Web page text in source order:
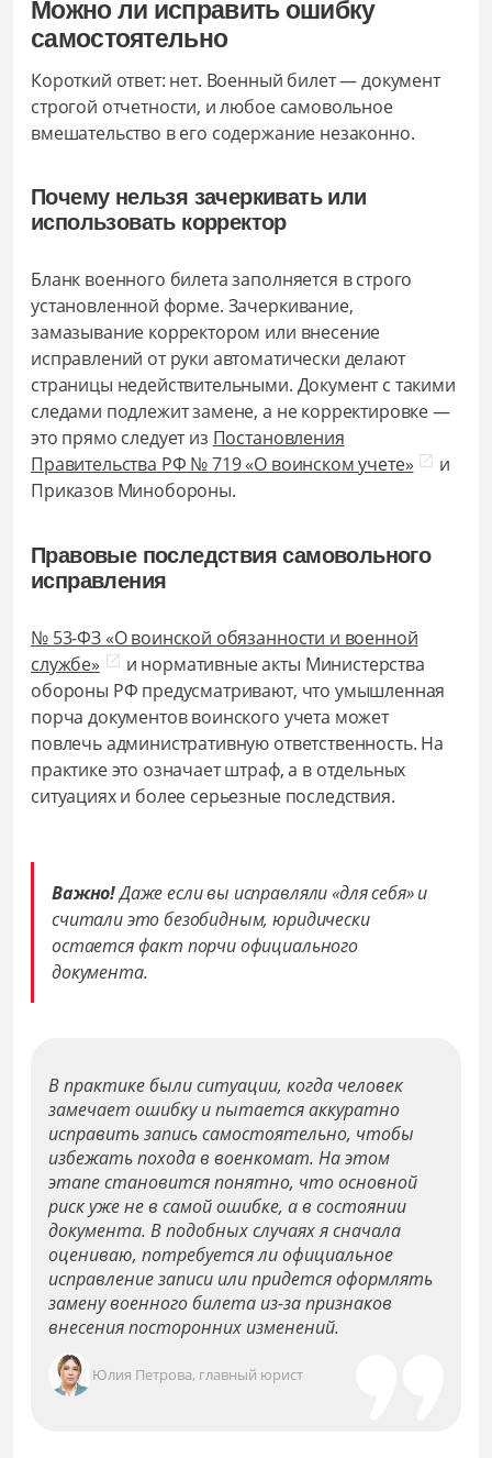
Можно ли исправить ошибку
самостоятельно
Короткий ответ: нет. Военный билет — документ
строгой отчетности, и любое самовольное
вмешательство в его содержание незаконно.
Почему нельзя зачеркивать или
использовать корректор
Бланк военного билета заполняется в строго
установленной форме. Зачеркивание,
замазывание корректором или внесение
исправлений от руки автоматически делают
страницы недействительными. Документ с такими
следами подлежит замене, а не корректировке —
это прямо следует из Постановления
Правительства РФ № 719 «О воинском учете»
и
Приказов Минобороны.
Правовые последствия самовольного
исправления
№ 53-ФЗ «О воинской обязанности и военной
службе»
и нормативные акты Министерства
обороны РФ предусматривают, что умышленная
порча документов воинского учета может
повлечь административную ответственность. На
практике это означает штраф, а в отдельных
ситуациях и более серьезные последствия.
Важно!Даже если вы исправляли «для себя» и
считали это безобидным, юридически
остается факт порчи официального
документа.
В практике были ситуации, когда человек
замечает ошибку и пытается аккуратно
исправить запись самостоятельно, чтобы
избежать похода в военкомат. На этом
этапе становится понятно, что основной
риск уже не в самой ошибке, а в состоянии
документа. В подобных случаях я сначала
оцениваю, потребуется ли официальное
исправление записи или придется оформлять
замену военного билета из-за признаков
внесения посторонних изменений.
Юлия Петрова, главный юрист